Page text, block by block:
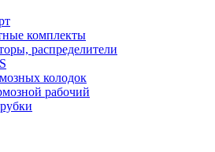
комплекты
распределители
колодок
рабочий